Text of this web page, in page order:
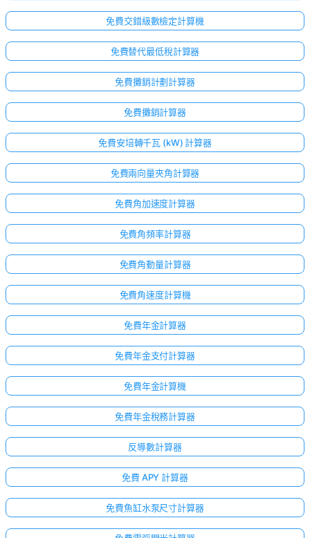
免費交錯級數檢定計算機
免費替代最低稅計算器
免費攤銷計劃計算器
免費攤銷計算器
免費安培轉千瓦 (kW) 計算器
免費兩向量夾角計算器
免費角加速度計算器
免費角頻率計算器
免費角動量計算器
免費角速度計算機
免費年金計算器
免費年金支付計算器
免費年金計算機
免費年金稅務計算器
反導數計算器
免費 APY 計算器
免費魚缸水泵尺寸計算器